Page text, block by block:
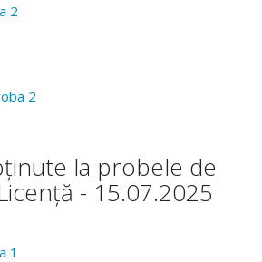
2
2
la probele de
- 15.07.2025
1